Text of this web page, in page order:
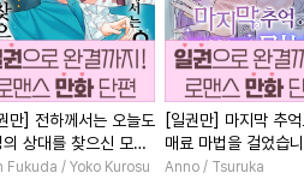
만] 전하께서는 오늘도
의 상대를 찾으신 모양
요 (웃음) [단행본]
Fukuda / Yoko Kurosu
[일권만] 마지막 추
매료 마법을 걸었습
행본]
Anno / Tsuruka